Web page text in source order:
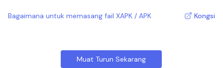
Bagaimana untuk memasang fail XAPK / APK Kongsi
Muat Turun Sekarang